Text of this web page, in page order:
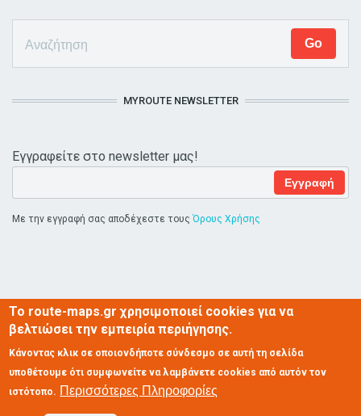
MYROUTE NEWSLETTER
Εγγραφείτε στο newsletter μας!
Με την εγγραφή σας αποδέχεστε τους Όρους Χρήσης
Όροι Χρήσης Επικοινωνία
Το route-maps.gr χρησιμοποιεί cookies για να
βελτιώσει την εμπειρία περιήγησης.
Κάνοντας κλικ σε οποιονδήποτε σύνδεσμο σε αυτή τη σελίδα
υποθέτουμε ότι συμφωνείτε να λαμβάνετε cookies από αυτόν τον
ιστότοπο. Περισσότερες Πληροφορίες